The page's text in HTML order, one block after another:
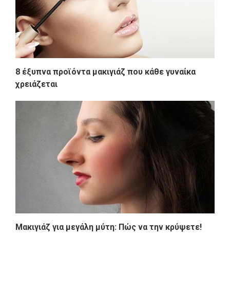
8 έξυπνα προϊόντα μακιγιάζ που κάθε γυναίκα
χρειάζεται
Μακιγιάζ για μεγάλη μύτη: Πώς να την κρύψετε!